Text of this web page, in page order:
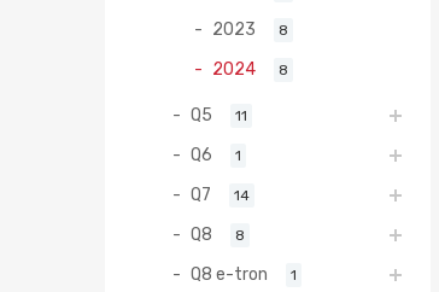
2023 8
2024 8
Q5 11
Q6 1
Q7 14
Q8 8
Q8 e-tron 1